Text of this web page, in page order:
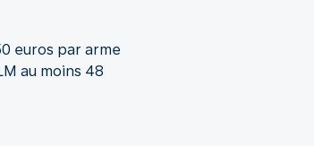
euros par arme
au moins 48